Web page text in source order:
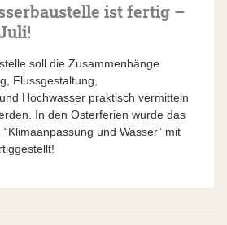
ist fertig –
soll die Zusammenhänge
Flussgestaltung,
Hochwasser praktisch vermitteln
In den Osterferien wurde das
und Wasser” mit